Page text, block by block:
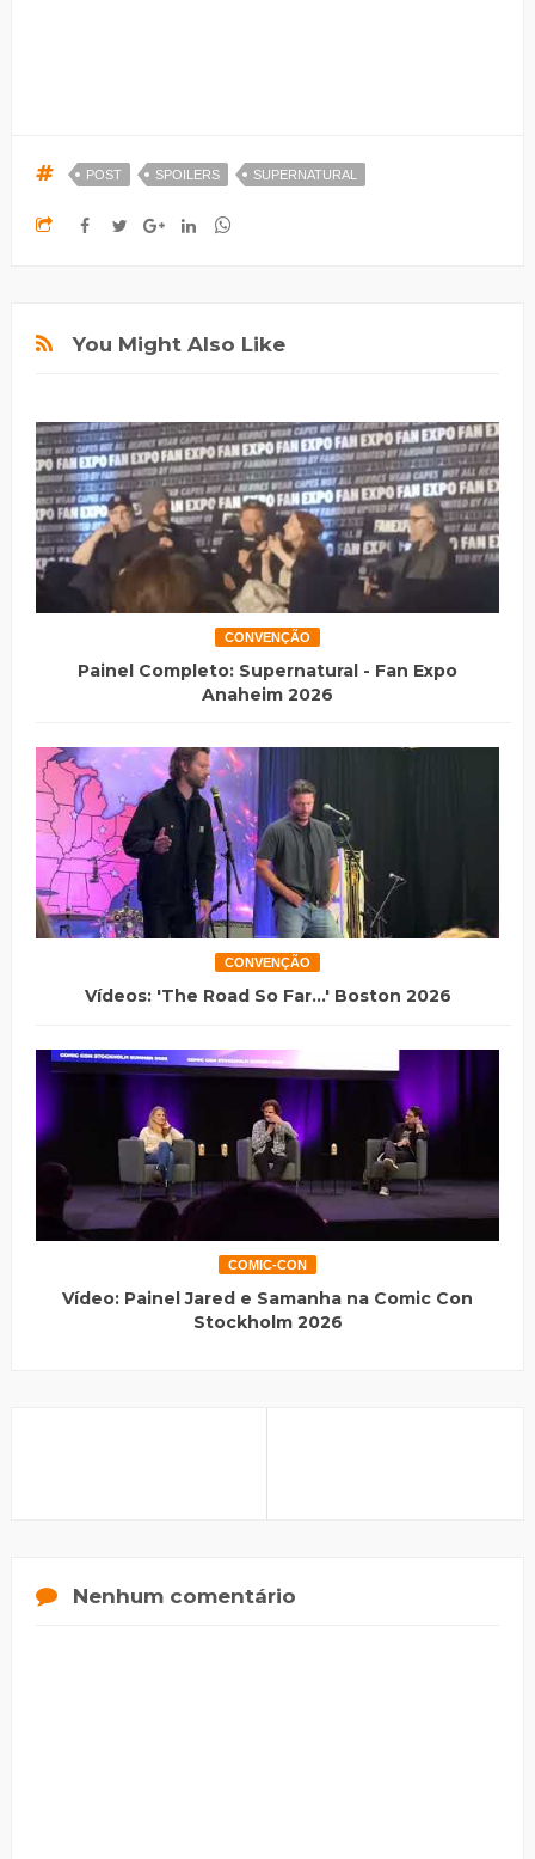
POST SPOILERS SUPERNATURAL
You Might Also Like
CONVENÇÃO
Painel Completo: Supernatural - Fan Expo
Anaheim 2026
CONVENÇÃO
Vídeos: 'The Road So Far...' Boston 2026
COMIC-CON
Vídeo: Painel Jared e Samanha na Comic Con
Stockholm 2026
Nenhum comentário